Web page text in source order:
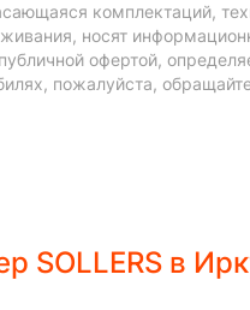
комплектаций,
носят
офертой,
пожалуйста,
SOLLERS в